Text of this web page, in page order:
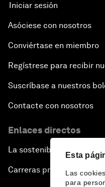
Esta
Las
para
Iniciar sesión
Asóciese con nosotros
Conviértase en miembro
Regístrese para recibir
Suscríbase a nuestros
Contacte con nosotros
Enlaces directos
La sostenibilidad en el Foro
Carreras profesionales